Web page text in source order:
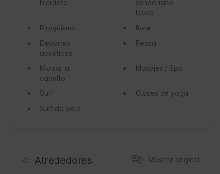
bicicleta
senderismo
leves
Piragüismo
Bote
Deportes
aquáticos
Pesca
Montar a
caballo
Masajes / Spa
Surf
Clases de yoga
Surf de vela
Alrededores Mostrar original